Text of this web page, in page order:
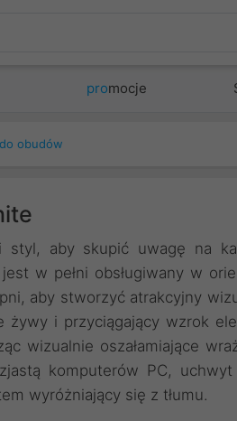
promocje
obudów
styl, aby skupić uwagę na
w pełni obsługiwany w
aby stworzyć atrakcyjny
żywy i przyciągający wzrok
wizualnie oszałamiające
komputerów PC, uchwyt
wyróżniający się z tłumu.